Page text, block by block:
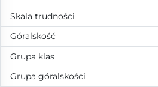
Skala trudności
Góralskość
Grupa klas
Grupa góralskości